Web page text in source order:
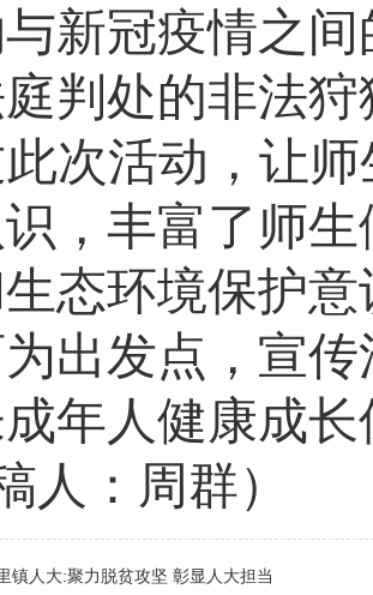
新冠疫情之
判处的非法
次活动，让
，丰富了师
态环境保护
出发点，宣
年人健康成
人：周群）
镇人大:聚力脱贫攻坚 彰显人大担当